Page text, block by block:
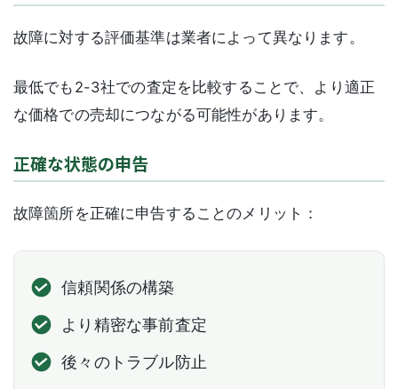
故障に対する評価基準は業者によって異なります。
最低でも2-3社での査定を比較することで、より適正
な価格での売却につながる可能性があります。
正確な状態の申告
故障箇所を正確に申告することのメリット：
信頼関係の構築
より精密な事前査定
後々のトラブル防止